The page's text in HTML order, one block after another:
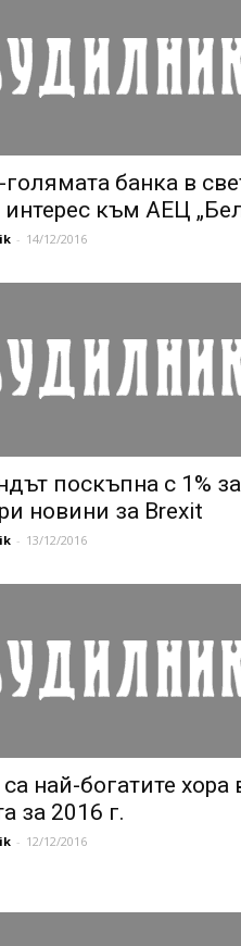
банка в
към АЕЦ
- 14/12/2016
поскъпна с 1%
новини за Brexit
- 13/12/2016
най-богатите хора
за 2016 г.
- 12/12/2016